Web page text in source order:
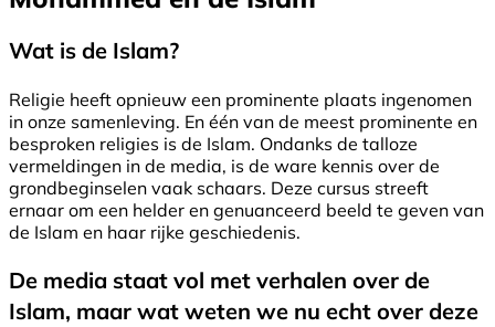
Wat is de Islam?
Religie heeft opnieuw een prominente plaats ingenomen
in onze samenleving. En één van de meest prominente en
besproken religies is de Islam. Ondanks de talloze
vermeldingen in de media, is de ware kennis over de
grondbeginselen vaak schaars. Deze cursus streeft
ernaar om een helder en genuanceerd beeld te geven van
de Islam en haar rijke geschiedenis.
De media staat vol met verhalen over de
Islam, maar wat weten we nu echt over deze